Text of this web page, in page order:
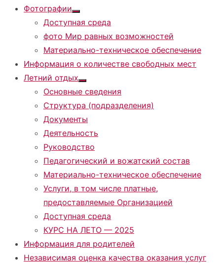
Фотографии
Показать
подменю
Доступная среда
фото Мир равных возможностей
Материально-техническое обеспечение
Информация о количестве свободных мест
Летний отдых
Показать
подменю
Основные сведения
Структура (подразделения)
Документы
Деятельность
Руководство
Педагогический и вожатский состав
Материально-техническое обеспечение
Услуги, в том числе платные,
предоставляемые Организацией
Доступная среда
КУРС НА ЛЕТО — 2025
Информация для родителей
Независимая оценка качества оказания услуг